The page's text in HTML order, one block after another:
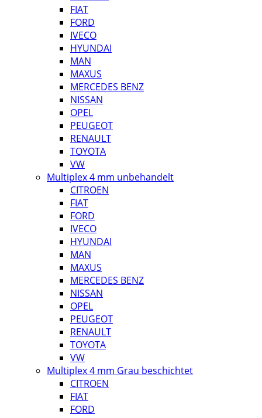
FIAT
FORD
IVECO
HYUNDAI
MAN
MAXUS
MERCEDES BENZ
NISSAN
OPEL
PEUGEOT
RENAULT
TOYOTA
VW
Multiplex 4 mm unbehandelt
CITROEN
FIAT
FORD
IVECO
HYUNDAI
MAN
MAXUS
MERCEDES BENZ
NISSAN
OPEL
PEUGEOT
RENAULT
TOYOTA
VW
Multiplex 4 mm Grau beschichtet
CITROEN
FIAT
FORD